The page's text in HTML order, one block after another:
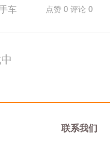
车 点赞 0 评论 0
联系我们